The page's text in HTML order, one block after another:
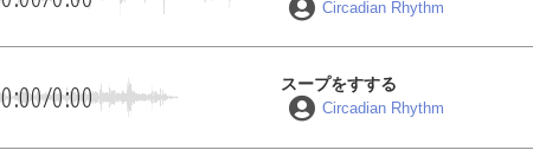
Circadian Rhythm
0:00/0:00 スープをすする
Circadian Rhythm